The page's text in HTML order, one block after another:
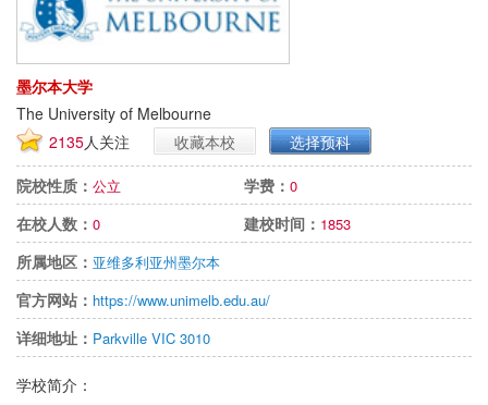
墨尔本大学
The University of Melbourne
2135人关注 收藏本校
选择预科
院校性质： 公立 学费： 0
在校人数： 0 建校时间： 1853
所属地区： 亚维多利亚州墨尔本
官方网站： https://www.unimelb.edu.au/
详细地址： Parkville VIC 3010
学校简介：